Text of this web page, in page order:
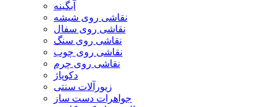
آبگینه
نقاشی روی شیشه
نقاشی روی سفال
نقاشی روی سنگ
نقاشی روی چوب
نقاشی روی چرم
دکوپاژ
زیورآلات سنتی
جواهرات دست ساز